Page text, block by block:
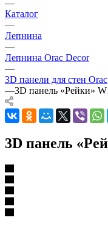
—
Каталог
—
Лепнина
—
Лепнина Orac Decor
—
3D панели для стен Orac
—3D панель «Рейки»
3D панель